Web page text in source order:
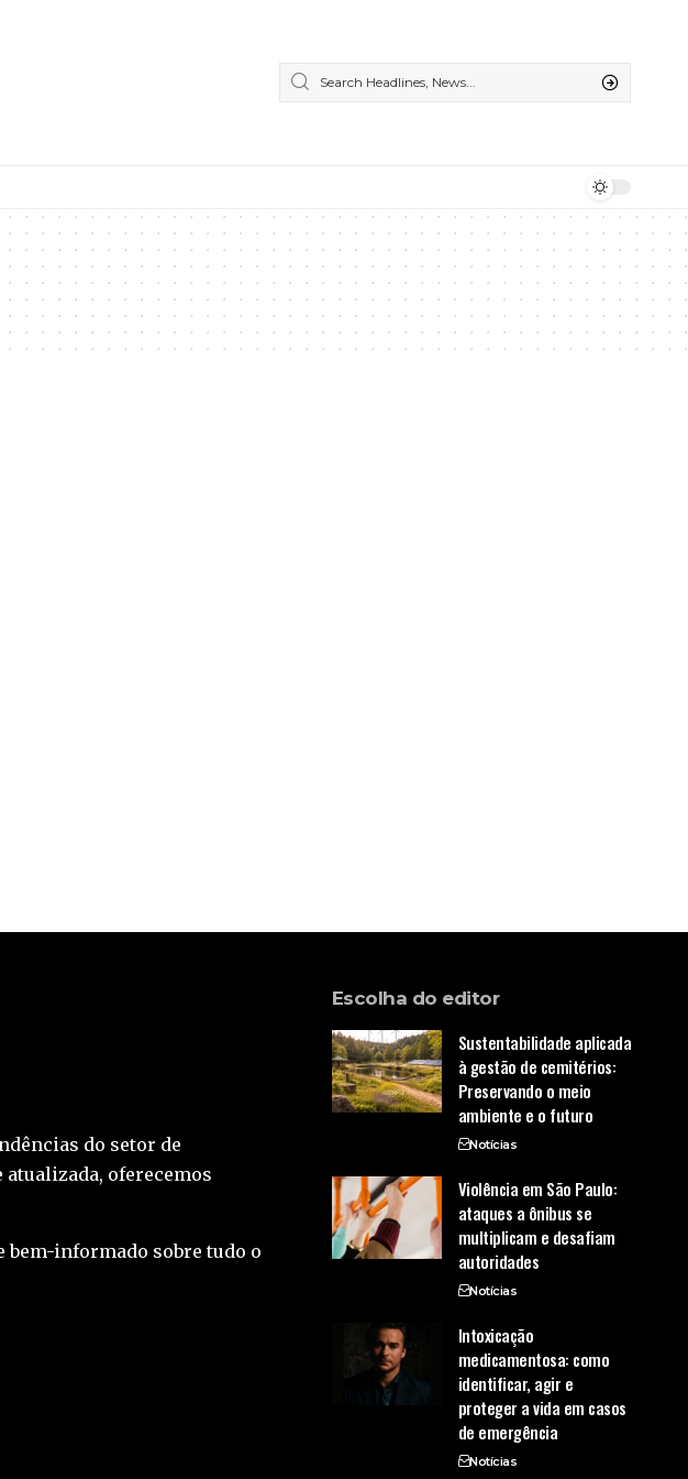
do setor de
oferecemos
bem-informado sobre tudo o
Escolha do editor
Sustentabilidade aplicada
à gestão de cemitérios:
Preservando o meio
ambiente e o futuro
Notícias
Violência em São Paulo:
ataques a ônibus se
multiplicam e desafiam
autoridades
Notícias
Intoxicação
medicamentosa: como
identificar, agir e
proteger a vida em casos
de emergência
Notícias